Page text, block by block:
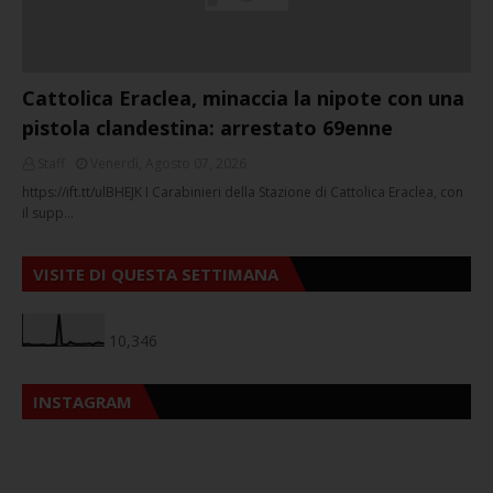
Cattolica Eraclea, minaccia la nipote con una
pistola clandestina: arrestato 69enne
https://ift.tt/ulBHEJK I Carabinieri della Stazione di Cattolica Eraclea, con
il supp…
VISITE DI QUESTA SETTIMANA
10,346
INSTAGRAM